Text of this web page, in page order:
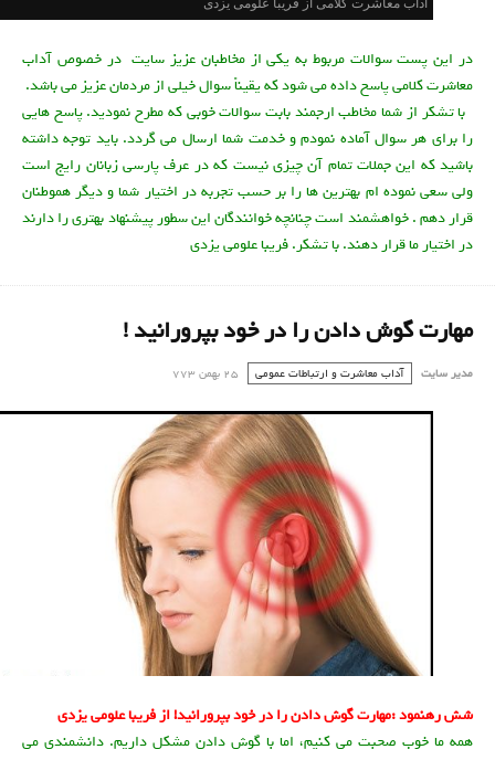
آداب معاشرت کلامی از فریبا علومی یزدی
در این پست سوالات مربوط به یکی از مخاطبان عزیز سایت در خصوص آداب
معاشرت کلامی پاسخ داده می شود که یقیناً سوال خیلی از مردمان عزیز می باشد.
​ با تشکر از شما مخاطب ارجمند بابت سوالات خوبی که مطرح نمودید. پاسخ هایی
را برای هر سوال آماده نمودم و خدمت شما ارسال می گردد. باید توجه داشته
باشید که این جملات تمام آن چیزی نیست که در عرف پارسی زبانان رایج است
ولی سعی نموده ام بهترین ها را بر حسب تجربه در اختیار شما و دیگر هموطنان
قرار دهم . خواهشمند است چنانچه خوانندگان این سطور پیشنهاد بهتری را دارند
در اختیار ما قرار دهند. با تشکر​. فریبا علومی یزدی
مهارت گوش دادن را در خود بپرورانيد !
مدیر سایت آداب معاشرت و ارتباطات عمومی 25 بهمن 773
شش رهنمود :مهارت گوش دادن را در خود بپرورانيد! از فریبا علومی یزدی
همه ما خوب صحبت می کنيم، اما با گوش دادن مشکل داريم. دانشمندی می